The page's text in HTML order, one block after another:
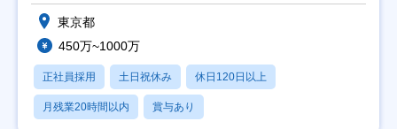
東京都
450万~1000万
正社員採用 土日祝休み 休日120日以上
月残業20時間以内 賞与あり